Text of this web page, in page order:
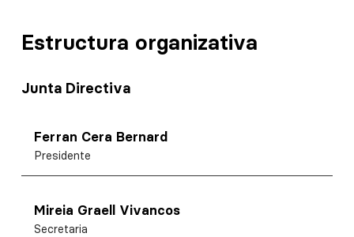
Estructura organizativa
Junta Directiva
Ferran Cera Bernard
Presidente
Mireia Graell Vivancos
Secretaria